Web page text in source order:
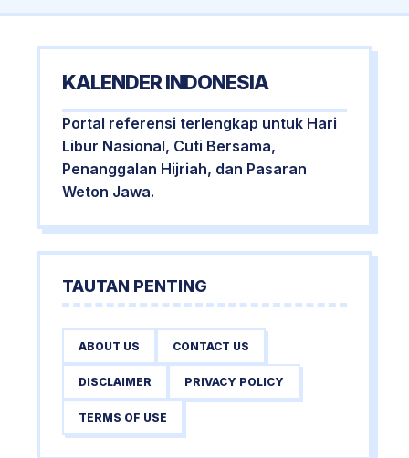
KALENDER INDONESIA
Portal referensi terlengkap untuk Hari
Libur Nasional, Cuti Bersama,
Penanggalan Hijriah, dan Pasaran
Weton Jawa.
TAUTAN PENTING
ABOUT US CONTACT US
DISCLAIMER PRIVACY POLICY
TERMS OF USE